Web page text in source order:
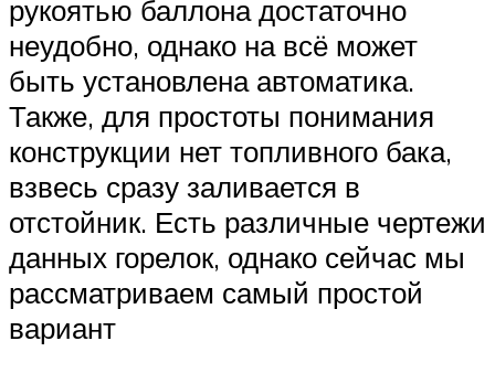
рукоятью баллона достаточно
неудобно, однако на всё может
быть установлена автоматика.
Также, для простоты понимания
конструкции нет топливного бака,
взвесь сразу заливается в
отстойник. Есть различные чертежи
данных горелок, однако сейчас мы
рассматриваем самый простой
вариант